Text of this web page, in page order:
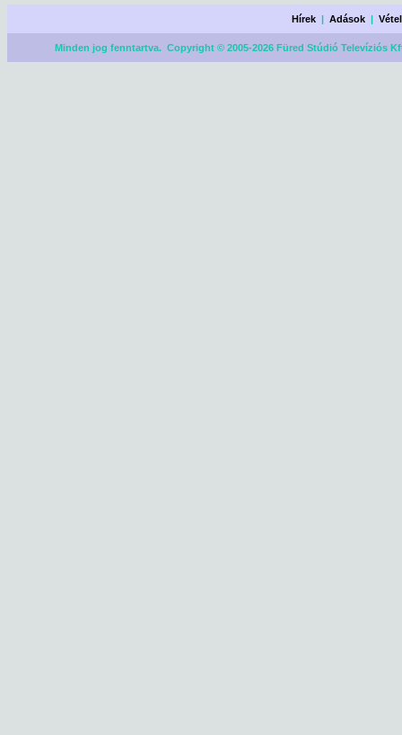
Hírek |Adások |
Minden jog fenntartva. Copyright © 2005-2026 Füred Stúdió Televíziós